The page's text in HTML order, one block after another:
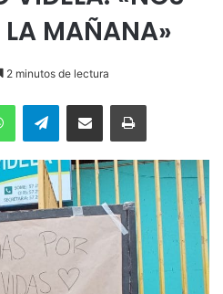
LA MAÑANA»
2 minutos de lectura
WhatsAppTelegramEnviar vía email Imprimir